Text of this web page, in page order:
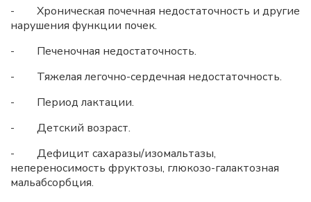
- Хроническая почечная недостаточность и другие
нарушения функции почек.
- Печеночная недостаточность.
- Тяжелая легочно-сердечная недостаточность.
- Период лактации.
- Детский возраст.
- Дефицит сахаразы/изомальтазы,
непереносимость фруктозы, глюкозо-галактозная
мальабсорбция.